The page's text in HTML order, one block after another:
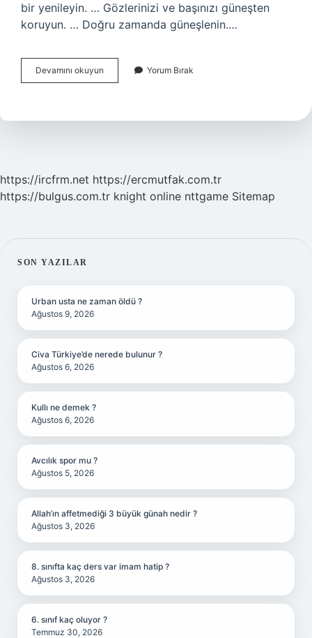
bir yenileyin. … Gözlerinizi ve başınızı güneşten
koruyun. … Doğru zamanda güneşlenin.…
Devamını okuyun
Görünmek
Yapmalı
Yorum Bırak
https://ircfrm.net https://ercmutfak.com.tr
https://bulgus.com.tr knight online nttgame Sitemap
SIDEBAR
SON YAZILAR
Urban usta ne zaman öldü ?
Ağustos 9, 2026
Civa Türkiye’de nerede bulunur ?
Ağustos 6, 2026
Kullı ne demek ?
Ağustos 6, 2026
Avcılık spor mu ?
Ağustos 5, 2026
Allah’ın affetmediği 3 büyük günah nedir ?
Ağustos 3, 2026
8. sınıfta kaç ders var imam hatip ?
Ağustos 3, 2026
6. sınıf kaç oluyor ?
Temmuz 30, 2026